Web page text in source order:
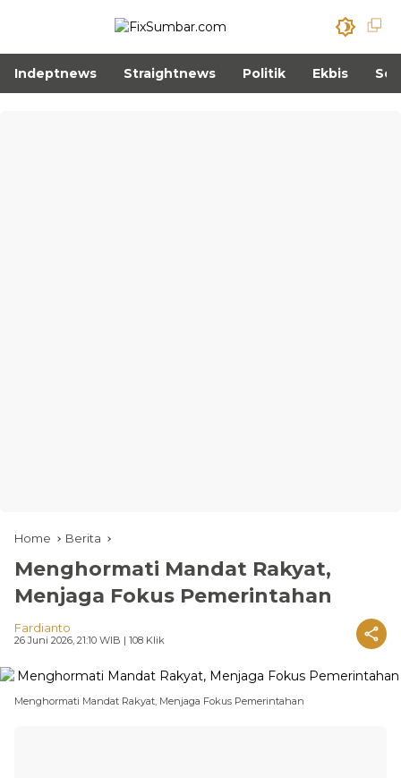
Indeptnews Straightnews Politik Ekbis
Home Berita
Menghormati Mandat Rakyat,
Menjaga Fokus Pemerintahan
Fardianto
26 Juni 2026, 21:10 WIB | 108 Klik
Menghormati Mandat Rakyat, Menjaga Fokus Pemerintahan